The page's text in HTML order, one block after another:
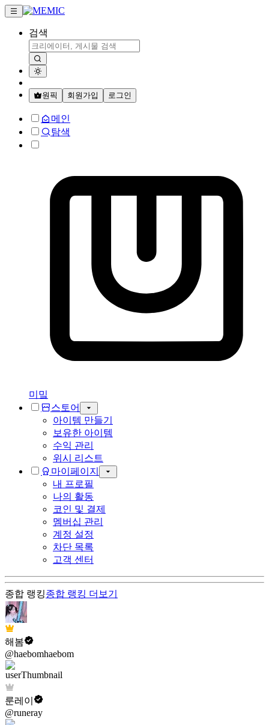
검색
원픽 회원가입 로그인
메인
탐색
미밐
스토어
아이템 만들기
보유한 아이템
수익 관리
위시 리스트
마이페이지
내 프로필
나의 활동
코인 및 결제
멤버십 관리
계정 설정
차단 목록
고객 센터
종합 랭킹종합 랭킹 더보기
해봄
@haebomhaebom
룬레이
@runeray